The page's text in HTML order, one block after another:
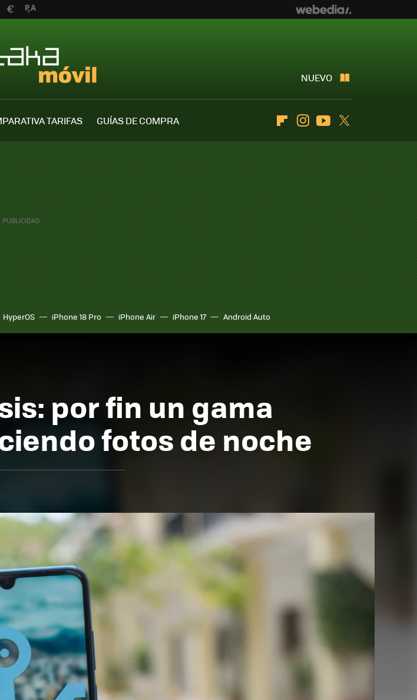
NUEVO
TARIFAS
GUÍAS DE COMPRA
FlipboardInstagramYoutube
HyperOS iPhone 18 Pro iPhone Air iPhone 17 Android Auto
por fin un gama
fotos de noche